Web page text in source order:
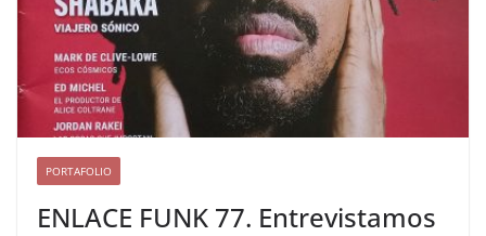
PORTAFOLIO
ENLACE FUNK 77. Entrevistamos